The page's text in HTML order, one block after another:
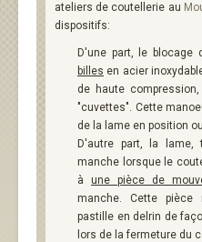
ateliers de coutellerie au
dispositifs:
D'une part, le
billes en acier
de haute
"cuvettes". Cette
de la lame en position
D'autre part, la lame,
manche lorsque le
à une pièce de
manche. Cette pièce
pastille en delrin de
lors de la fermeture du